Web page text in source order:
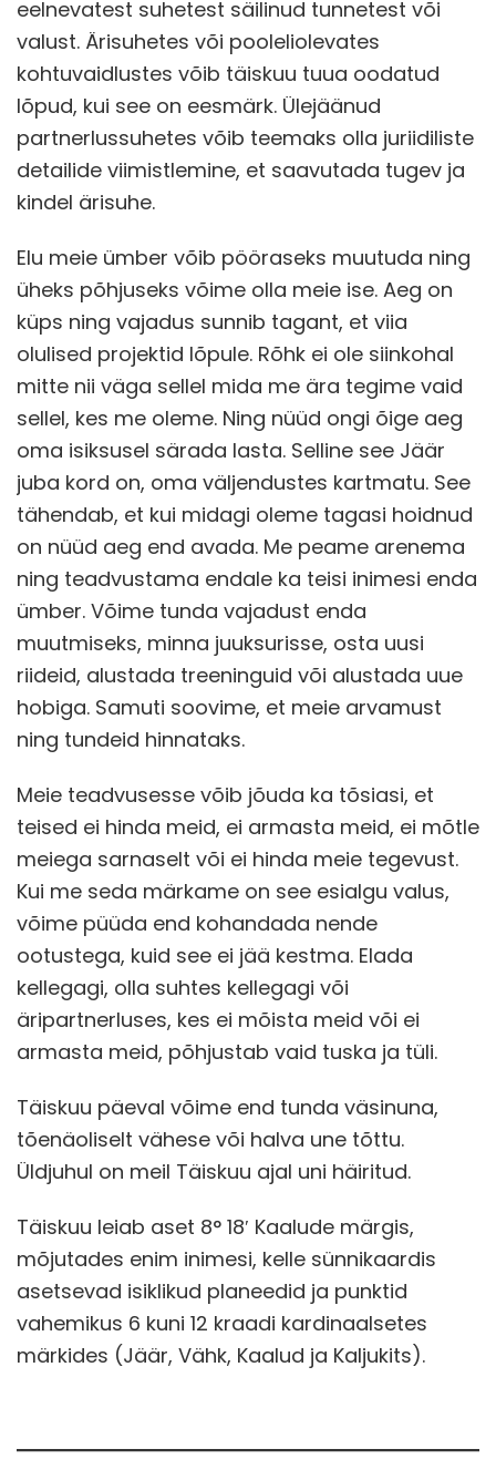
eelnevatest suhetest säilinud tunnetest või
valust. Ärisuhetes või pooleliolevates
kohtuvaidlustes võib täiskuu tuua oodatud
lõpud, kui see on eesmärk. Ülejäänud
partnerlussuhetes võib teemaks olla juriidiliste
detailide viimistlemine, et saavutada tugev ja
kindel ärisuhe.
Elu meie ümber võib pööraseks muutuda ning
üheks põhjuseks võime olla meie ise. Aeg on
küps ning vajadus sunnib tagant, et viia
olulised projektid lõpule. Rõhk ei ole siinkohal
mitte nii väga sellel mida me ära tegime vaid
sellel, kes me oleme. Ning nüüd ongi õige aeg
oma isiksusel särada lasta. Selline see Jäär
juba kord on, oma väljendustes kartmatu. See
tähendab, et kui midagi oleme tagasi hoidnud
on nüüd aeg end avada. Me peame arenema
ning teadvustama endale ka teisi inimesi enda
ümber. Võime tunda vajadust enda
muutmiseks, minna juuksurisse, osta uusi
riideid, alustada treeninguid või alustada uue
hobiga. Samuti soovime, et meie arvamust
ning tundeid hinnataks.
Meie teadvusesse võib jõuda ka tõsiasi, et
teised ei hinda meid, ei armasta meid, ei mõtle
meiega sarnaselt või ei hinda meie tegevust.
Kui me seda märkame on see esialgu valus,
võime püüda end kohandada nende
ootustega, kuid see ei jää kestma. Elada
kellegagi, olla suhtes kellegagi või
äripartnerluses, kes ei mõista meid või ei
armasta meid, põhjustab vaid tuska ja tüli.
Täiskuu päeval võime end tunda väsinuna,
tõenäoliselt vähese või halva une tõttu.
Üldjuhul on meil Täiskuu ajal uni häiritud.
Täiskuu leiab aset 8° 18′ Kaalude märgis,
mõjutades enim inimesi, kelle sünnikaardis
asetsevad isiklikud planeedid ja punktid
vahemikus 6 kuni 12 kraadi kardinaalsetes
märkides (Jäär, Vähk, Kaalud ja Kaljukits).